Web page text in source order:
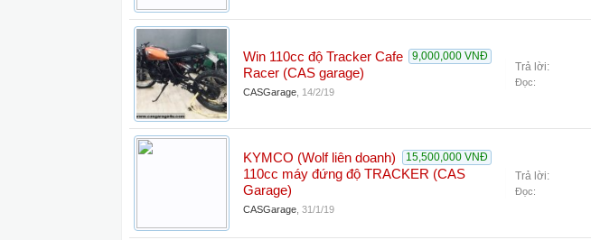
9,000,000 VNĐ
Win 110cc độ Tracker Cafe
Racer (CAS garage)
CASGarage 14/2/19
Trả lời:
Đọc:
15,500,000 VNĐ
KYMCO (Wolf liên doanh)
110cc máy đứng độ TRACKER (CAS
Garage)
CASGarage 31/1/19
Trả lời:
Đọc: